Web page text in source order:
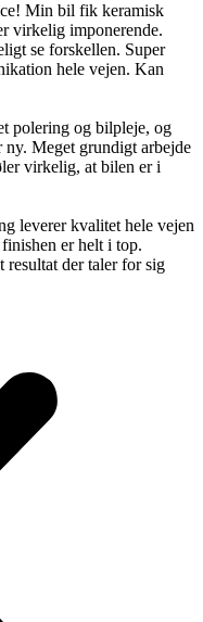
Min bil fik keramisk
virkelig imponerende.
se forskellen. Super
hele vejen. Kan
polering og bilpleje, og
ny. Meget grundigt arbejde
virkelig, at bilen er i
leverer kvalitet hele vejen
er helt i top.
resultat der taler for sig